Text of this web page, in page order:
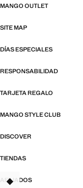
MANGO OUTLET
SITE MAP
DÍAS ESPECIALES
RESPONSABILIDAD
TARJETA REGALO
MANGO STYLE CLUB
DISCOVER
TIENDAS
AFILIADOS